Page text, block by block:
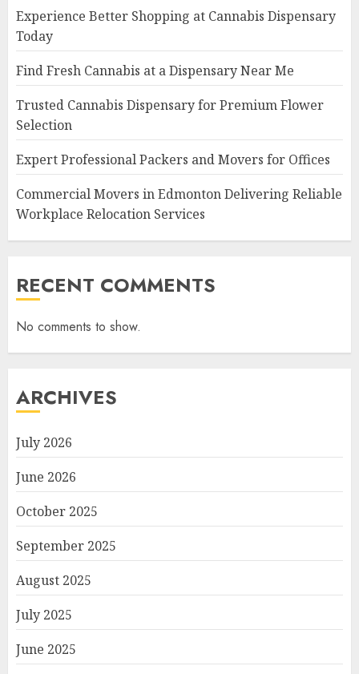
Experience Better Shopping at Cannabis Dispensary
Today
Find Fresh Cannabis at a Dispensary Near Me
Trusted Cannabis Dispensary for Premium Flower
Selection
Expert Professional Packers and Movers for Offices
Commercial Movers in Edmonton Delivering Reliable
Workplace Relocation Services
RECENT COMMENTS
No comments to show.
ARCHIVES
July 2026
June 2026
October 2025
September 2025
August 2025
July 2025
June 2025